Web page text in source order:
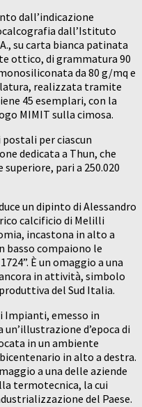
dall’indicazione
dall’Istituto
su carta bianca patinata
ottico, di grammatura 90
da 80 g/mq e
realizzata tramite
45 esemplari, con la
MIMIT sulla cimosa.
per ciascun
dedicata a Thun, che
pari a 250.020
un dipinto di Alessandro
calcificio di Melilli
incastona in alto a
basso compaiono le
È un omaggio a una
in attività, simbolo
del Sud Italia.
Impianti, emesso in
d’epoca di
in un ambiente
in alto a destra.
a una delle aziende
termotecnica, la cui
del Paese.